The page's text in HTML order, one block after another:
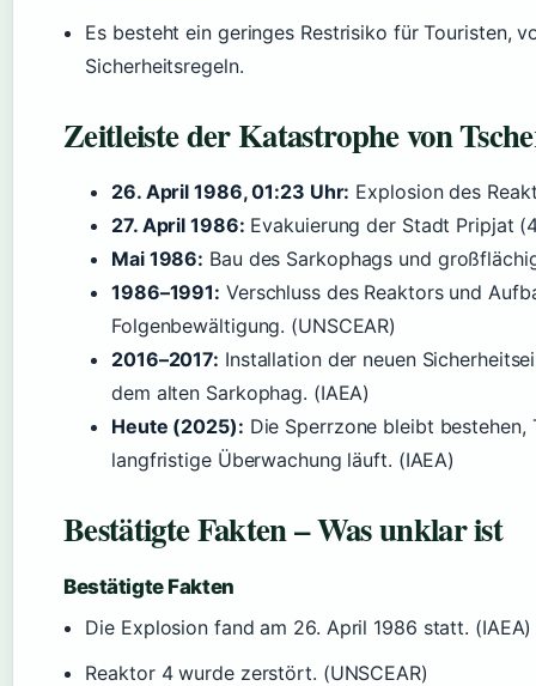
Es besteht ein geringes Restrisiko für Touristen,
Sicherheitsregeln.
Zeitleiste der Katastrophe von
26. April 1986, 01:23 Uhr: Explosion des
27. April 1986: Evakuierung der Stadt Pripjat
Mai 1986: Bau des Sarkophags und
1986–1991: Verschluss des Reaktors und
Folgenbewältigung. (UNSCEAR)
2016–2017: Installation der neuen
dem alten Sarkophag. (IAEA)
Heute (2025): Die Sperrzone bleibt
langfristige Überwachung läuft. (IAEA)
Bestätigte Fakten – Was unklar ist
Bestätigte Fakten
Die Explosion fand am 26. April 1986 statt. (IAEA)
Reaktor 4 wurde zerstört. (UNSCEAR)